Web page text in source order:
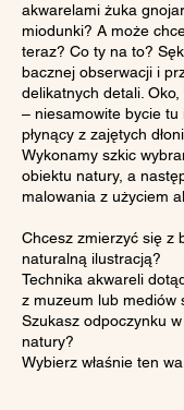
akwarelami żuka
miodunki? A może
teraz? Co ty na to?
bacznej obserwacji i
delikatnych detali.
– niesamowite bycie
płynący z zajętych
Wykonamy szkic
obiektu natury, a
malowania z użyciem
Chcesz zmierzyć się z
naturalną ilustracją?
Technika akwareli
z muzeum lub mediów
Szukasz odpoczynku
natury?